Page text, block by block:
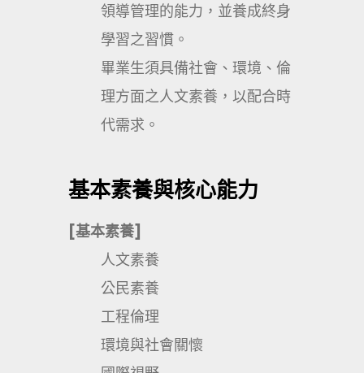
領導管理的能力，並養成終身
學習之習慣。
畢業生須具備社會、環境、倫
理方面之人文素養，以配合時
代需求。
基本素養與核心能力
[基本素養]
人文素養
公民素養
工程倫理
環境與社會關懷